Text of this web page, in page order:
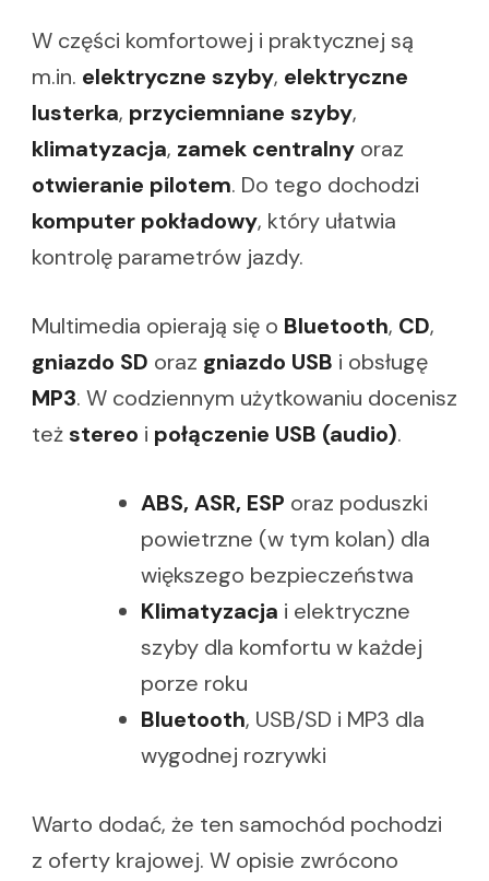
W części komfortowej i praktycznej są
m.in. elektryczne szyby, elektryczne
lusterka, przyciemniane szyby,
klimatyzacja, zamek centralny oraz
otwieranie pilotem. Do tego dochodzi
komputer pokładowy, który ułatwia
kontrolę parametrów jazdy.
Multimedia opierają się o Bluetooth, CD,
gniazdo SD oraz gniazdo USB i obsługę
MP3. W codziennym użytkowaniu docenisz
też stereo i połączenie USB (audio).
ABS, ASR, ESP oraz poduszki
powietrzne (w tym kolan) dla
większego bezpieczeństwa
Klimatyzacja i elektryczne
szyby dla komfortu w każdej
porze roku
Bluetooth, USB/SD i MP3 dla
wygodnej rozrywki
Warto dodać, że ten samochód pochodzi
z oferty krajowej. W opisie zwrócono